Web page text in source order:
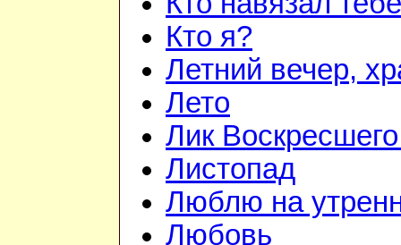
Кто я?
Летний вечер,
Лето
Лик
Листопад
Люблю на
Любовь